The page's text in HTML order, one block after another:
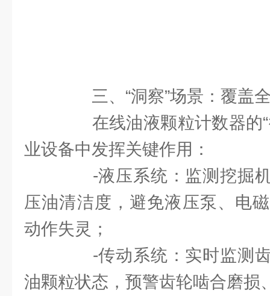
三、“洞察”场景：覆盖
在线油液颗粒计数器的“
业设备中发挥关键作用：
-液压系统：监测挖掘机
压油清洁度，避免液压泵、电
动作失灵；
-传动系统：实时监测齿
油颗粒状态，预警齿轮啮合磨损